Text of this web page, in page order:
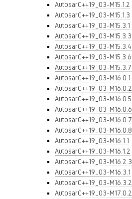
AutosarC++19_03-M15.1.2
AutosarC++19_03-M15.1.3
AutosarC++19_03-M15.3.1
AutosarC++19_03-M15.3.3
AutosarC++19_03-M15.3.4
AutosarC++19_03-M15.3.6
AutosarC++19_03-M15.3.7
AutosarC++19_03-M16.0.1
AutosarC++19_03-M16.0.2
AutosarC++19_03-M16.0.5
AutosarC++19_03-M16.0.6
AutosarC++19_03-M16.0.7
AutosarC++19_03-M16.0.8
AutosarC++19_03-M16.1.1
AutosarC++19_03-M16.1.2
AutosarC++19_03-M16.2.3
AutosarC++19_03-M16.3.1
AutosarC++19_03-M16.3.2
AutosarC++19_03-M17.0.2